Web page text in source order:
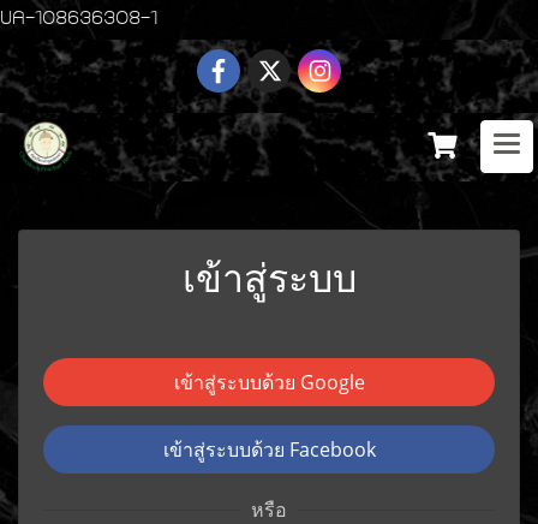
UA-108636308-1
เข้าสู่ระบบ
เข้าสู่ระบบด้วย Google
เข้าสู่ระบบด้วย Facebook
หรือ